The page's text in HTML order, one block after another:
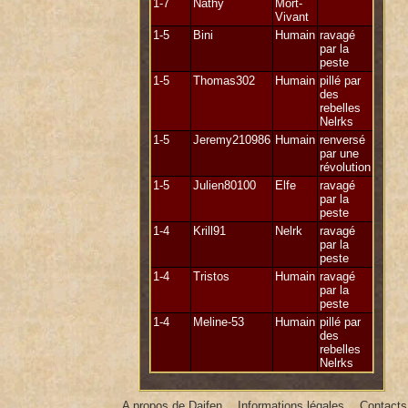
sont tombés et en particulier
Dame Kibmala, puis à mes
enfants Pâris et Neiline et leur
père, enfin à La Fée Sthinière...
1-7
Nathy
Mort-
Vivant
1-5
Bini Humain ravagé
par la
peste
1-5
Thomas302 Humain pillé par
des
rebelles
Nelrks
1-5
Jeremy210986 Humain renversé
par une
révolution
1-5
Julien80100 Elfe
ravagé
par la
peste
1-4
Krill91 Nelrk
ravagé
par la
peste
1-4
Tristos Humain ravagé
par la
peste
1-4
Meline-53 Humain pillé par
des
rebelles
Nelrks